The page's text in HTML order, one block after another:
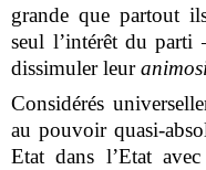
grande que partout
seul l’intérêt du
dissimuler leur
Considérés
au pouvoir quasi-
Etat dans l’Etat avec